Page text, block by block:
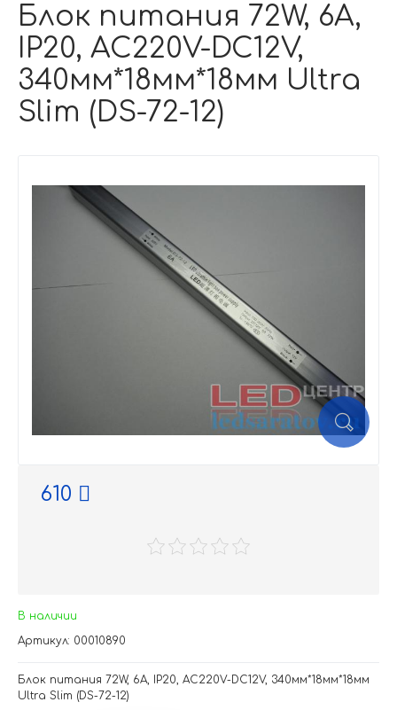
Блок питания 72W, 6A,
IP20, AC220V-DC12V,
340мм*18мм*18мм Ultra
Slim (DS-72-12)
610
В наличии
Артикул: 00010890
Блок питания 72W, 6A, IP20, AC220V-DC12V, 340мм*18мм*18мм
Ultra Slim (DS-72-12)